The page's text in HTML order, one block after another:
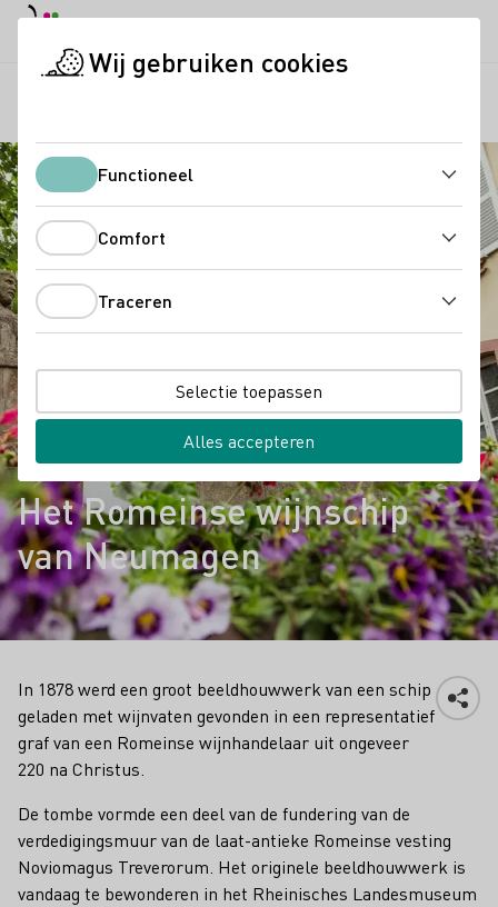
Het Romeinse wijnschip
van Neumagen
In 1878 werd een groot beeldhouwwerk van een schip
geladen met wijnvaten gevonden in een representatief
graf van een Romeinse wijnhandelaar uit ongeveer
220 na Christus.
De tombe vormde een deel van de fundering van de
verdedigingsmuur van de laat-antieke Romeinse vesting
Noviomagus Treverorum. Het originele beeldhouwwerk is
vandaag te bewonderen in het Rheinisches Landesmuseum
Wij gebruiken cookies
FunctioneelFunctioneel
Comfort
Traceren
Selectie toepassen
Alles accepteren